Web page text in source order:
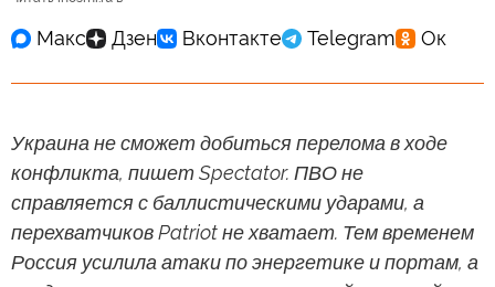
Украина не сможет добиться перелома в ходе
конфликта, пишет Spectator. ПВО не
справляется с баллистическими ударами, а
перехватчиков Patriot не хватает. Тем временем
Россия усилила атаки по энергетике и портам, а